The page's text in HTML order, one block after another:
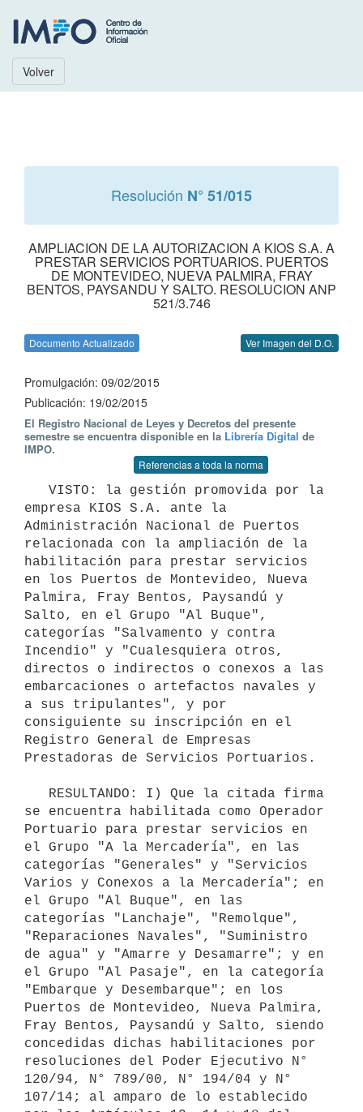
Volver
Resolución N° 51/015
AMPLIACION DE LA AUTORIZACION A KIOS S.A. A
PRESTAR SERVICIOS PORTUARIOS. PUERTOS
DE MONTEVIDEO, NUEVA PALMIRA, FRAY
BENTOS, PAYSANDU Y SALTO. RESOLUCION ANP
521/3.746
Documento Actualizado Ver Imagen del D.O.
Promulgación: 09/02/2015
Publicación: 19/02/2015
El Registro Nacional de Leyes y Decretos del presente
semestre se encuentra disponible en la Librería Digital de
IMPO.
Referencias a toda la norma
empresa KIOS S.A. ante la
Administración Nacional de Puertos
relacionada con la ampliación de la
habilitación para prestar servicios
en los Puertos de Montevideo, Nueva
Palmira, Fray Bentos, Paysandú y
Salto, en el Grupo "Al Buque",
categorías "Salvamento y contra
Incendio" y "Cualesquiera otros,
directos o indirectos o conexos a las
embarcaciones o artefactos navales y
a sus tripulantes", y por
consiguiente su inscripción en el
Registro General de Empresas
Prestadoras de Servicios Portuarios.
se encuentra habilitada como Operador
Portuario para prestar servicios en
el Grupo "A la Mercadería", en las
categorías "Generales" y "Servicios
Varios y Conexos a la Mercadería"; en
el Grupo "Al Buque", en las
categorías "Lanchaje", "Remolque",
"Reparaciones Navales", "Suministro
de agua" y "Amarre y Desamarre"; y en
el Grupo "Al Pasaje", en la categoría
"Embarque y Desembarque"; en los
Puertos de Montevideo, Nueva Palmira,
Fray Bentos, Paysandú y Salto, siendo
concedidas dichas habilitaciones por
resoluciones del Poder Ejecutivo N°
120/94, N° 789/00, N° 194/04 y N°
107/14; al amparo de lo establecido